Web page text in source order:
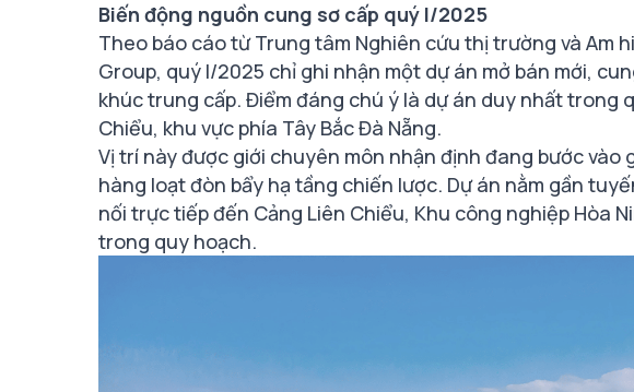
Biến động nguồn cung sơ cấp quý I/2025
Theo báo cáo từ Trung tâm Nghiên cứu thị trường và Am
Group, quý I/2025 chỉ ghi nhận một dự án mở bán mới,
khúc trung cấp. Điểm đáng chú ý là dự án duy nhất trong
Chiểu, khu vực phía Tây Bắc Đà Nẵng.
Vị trí này được giới chuyên môn nhận định đang bước vào
hàng loạt đòn bẩy hạ tầng chiến lược. Dự án nằm gần
nối trực tiếp đến Cảng Liên Chiểu, Khu công nghiệp Hòa
trong quy hoạch.